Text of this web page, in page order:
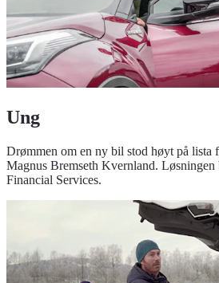
Ung
Drømmen om en ny bil stod høyt på
Magnus Bremseth Kvernland. Løsningen
Financial Services.